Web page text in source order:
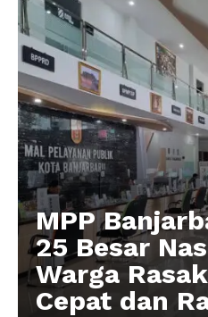
MPP
25 Besar
Warga
Cepat dan